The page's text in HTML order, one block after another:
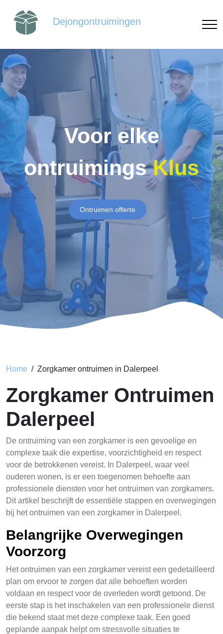
Dejongontruimingen
Voor elke
ontruimingsKlus
Ontruimen offerte
Home Zorgkamer ontruimen in Dalerpeel
Zorgkamer Ontruimen
Dalerpeel
De ontruiming van een zorgkamer is een gevoelige en
complexe taak die expertise, voorzichtigheid en respect
voor de betrokkenen vereist. In Dalerpeel, waar veel
ouderen wonen, is er een toegenomen behoefte aan
professionele diensten voor het ontruimen van zorgkamers.
Dit artikel beschrijft de essentiële stappen en overwegingen
bij het ontruimen van een zorgkamer in Dalerpeel.
Belangrijke Overwegingen
Voorzorg
Het ontruimen van een zorgkamer vereist een gedetailleerd
plan om ervoor te zorgen dat alle behoeften worden
voldaan en respect voor de overleden wordt getoond. De
eerste stap is het inschakelen van een professionele dienst
die bekend staat met deze complexe taak. Een goed
geplande aanpak helpt om stressvolle situaties te